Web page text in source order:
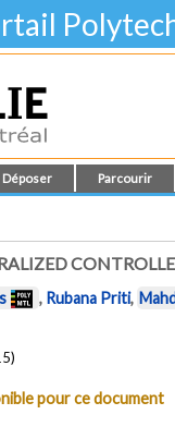
Déposer Parcourir
, Rubana Priti,
pour ce document